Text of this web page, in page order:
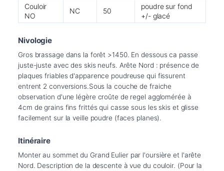
Couloir
NO
NC 50
poudre sur fond
+/- glacé
Nivologie
Gros brassage dans la forêt >1450. En dessous ca passe
juste-juste avec des skis neufs. Arête Nord : présence de
plaques friables d'apparence poudreuse qui fissurent
entrent 2 conversions.Sous la couche de fraiche
observation d'une légère croûte de regel agglomérée à
4cm de grains fins frittés qui casse sous les skis et glisse
Itinéraire
Monter au sommet du Grand Eulier par l'oursière et l'arête
Nord. Description de la descente à vue du couloir. (Pour la